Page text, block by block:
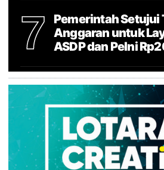
7
Pemerintah Setujui
Anggaran untuk
ASDP dan Pelni